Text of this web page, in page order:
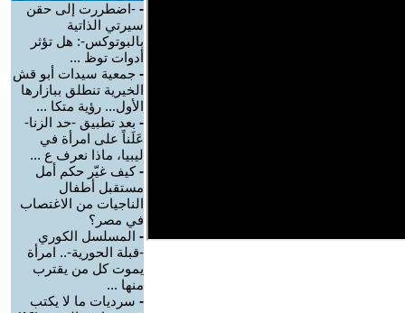
- -اضطررت إلى حقن
سيرتي الذاتية
بالبوتوكس-: هل تؤثر
أدوات توظ ...
- جمعية سيدات أبو قش
الخيرية تنطلق ببازارها
الأول... رؤية متكا ...
- بعد تطبيق -حد الزنا-
عَلَناً على امرأة في
ليبيا، ماذا نعرف ع ...
-كيف غيّر حكم أمل
مستقبل أطفال
الناجيات من الاغتصاب
في مصر؟
- المسلسل الكوري
-قبلة الحورية-.. امرأة
يموت كل من يقترب
منها ...
- سرديات ما لا يكتب